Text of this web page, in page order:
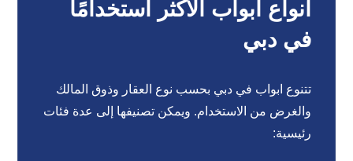
أنواع ابواب الأكثر استخدامًا
في دبي
تتنوع ابواب في دبي بحسب نوع العقار وذوق المالك
والغرض من الاستخدام. ويمكن تصنيفها إلى عدة فئات
رئيسية: